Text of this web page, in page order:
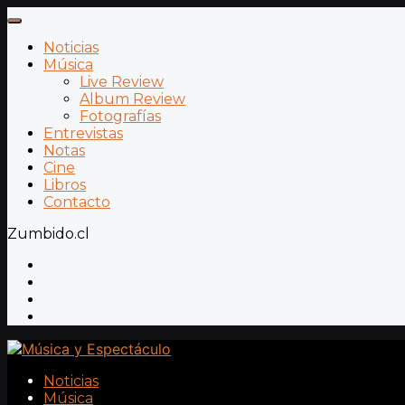
Noticias
Música
Live Review
Album Review
Fotografías
Entrevistas
Notas
Cine
Libros
Contacto
Zumbido.cl
Noticias
Música